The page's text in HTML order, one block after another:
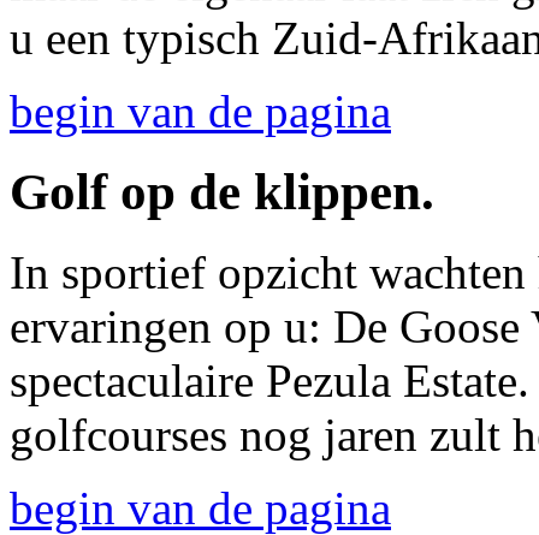
u een typisch Zuid-
begin van de pagina
Golf op de klippen.
In sportief opzicht
ervaringen op u: De
spectaculaire Pezula
golfcourses nog jaren zult
begin van de pagina